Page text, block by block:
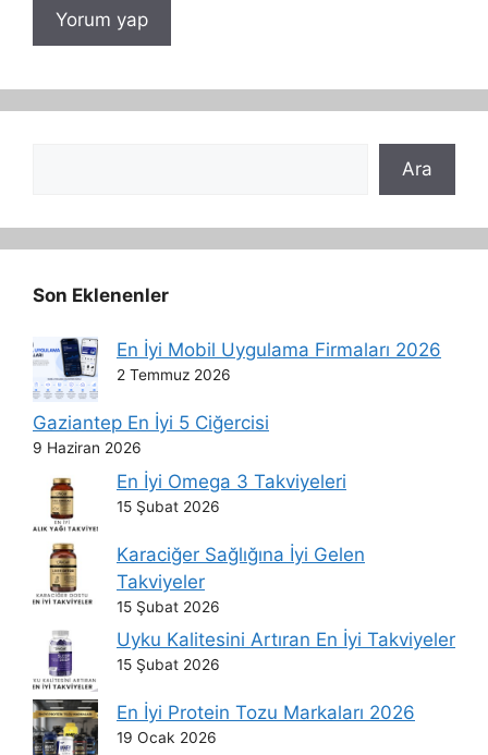
Ara
Son Eklenenler
En İyi Mobil Uygulama Firmaları 2026
2 Temmuz 2026
Gaziantep En İyi 5 Ciğercisi
9 Haziran 2026
En İyi Omega 3 Takviyeleri
15 Şubat 2026
Karaciğer Sağlığına İyi Gelen
Takviyeler
15 Şubat 2026
Uyku Kalitesini Artıran En İyi Takviyeler
15 Şubat 2026
En İyi Protein Tozu Markaları 2026
19 Ocak 2026